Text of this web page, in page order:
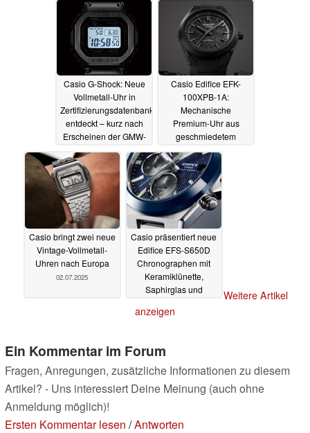
Casio G-Shock: Neue
Vollmetall-Uhr in
Zertifizierungsdatenbank
entdeckt – kurz nach
Erscheinen der GMW-
06.07.2025
Casio Edifice EFK-
100XPB-1A:
Mechanische
Premium-Uhr aus
geschmiedetem
erhältlich06.07.2025
Casio bringt zwei neue
Vintage-Vollmetall-
Uhren nach Europa
02.07.2025
Casio präsentiert neue
Edifice EFS-S650D
Chronographen mit
Keramiklünette,
Saphirglas und
Weitere Artikel
anzeigen
Ein Kommentar im Forum
Fragen, Anregungen, zusätzliche Informationen zu diesem
Artikel? - Uns interessiert Deine Meinung (auch ohne
Anmeldung möglich)!
Ersten Kommentar lesen /Antworten